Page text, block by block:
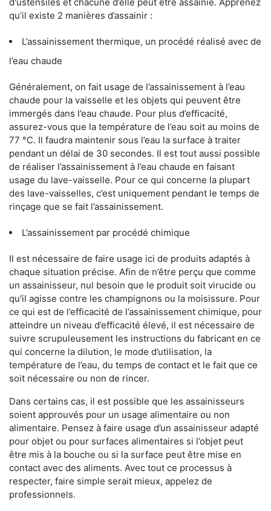
qu’il existe 2 manières d’assainir :
L’assainissement thermique, un procédé réalisé avec de
l’eau chaude
Généralement, on fait usage de l’assainissement à l’eau
chaude pour la vaisselle et les objets qui peuvent être
immergés dans l’eau chaude. Pour plus d’efficacité,
assurez-vous que la température de l’eau soit au moins de
77 °C. Il faudra maintenir sous l’eau la surface à traiter
pendant un délai de 30 secondes. Il est tout aussi possible
de réaliser l’assainissement à l’eau chaude en faisant
usage du lave-vaisselle. Pour ce qui concerne la plupart
des lave-vaisselles, c’est uniquement pendant le temps de
rinçage que se fait l’assainissement.
L’assainissement par procédé chimique
Il est nécessaire de faire usage ici de produits adaptés à
chaque situation précise. Afin de n’être perçu que comme
un assainisseur, nul besoin que le produit soit virucide ou
qu'il agisse contre les champignons ou la moisissure. Pour
ce qui est de l’efficacité de l’assainissement chimique, pour
atteindre un niveau d’efficacité élevé, il est nécessaire de
suivre scrupuleusement les instructions du fabricant en ce
qui concerne la dilution, le mode d’utilisation, la
température de l’eau, du temps de contact et le fait que ce
soit nécessaire ou non de rincer.
Dans certains cas, il est possible que les assainisseurs
soient approuvés pour un usage alimentaire ou non
alimentaire. Pensez à faire usage d’un assainisseur adapté
pour objet ou pour surfaces alimentaires si l’objet peut
être mis à la bouche ou si la surface peut être mise en
contact avec des aliments. Avec tout ce processus à
respecter, faire simple serait mieux, appelez de
professionnels.